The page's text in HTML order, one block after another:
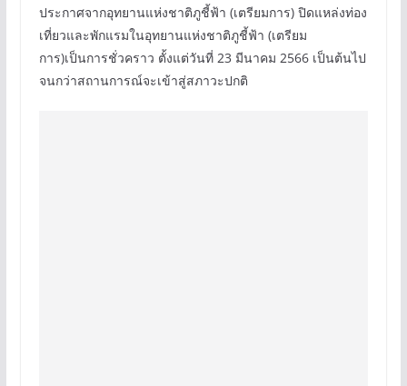
ประกาศจากอุทยานแห่งชาติภูชี้ฟ้า (เตรียมการ) ปิดแหล่งท่อง
เที่ยวและพักแรมในอุทยานแห่งชาติภูชี้ฟ้า (เตรียม
การ)เป็นการชั่วคราว ตั้งแต่วันที่ 23 มีนาคม 2566 เป็นต้นไป
จนกว่าสถานการณ์จะเข้าสู่สภาวะปกติ